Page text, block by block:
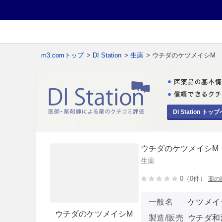
m3.comトップ > DI Station > 生薬 > ウチダのケツメイシM
DI Station トップ
ウチダのケツメイシM
ウチダのケツメイシM
生薬
0（0件） 薬の
一般名
ケツメイ
製造/販売
ウチダ